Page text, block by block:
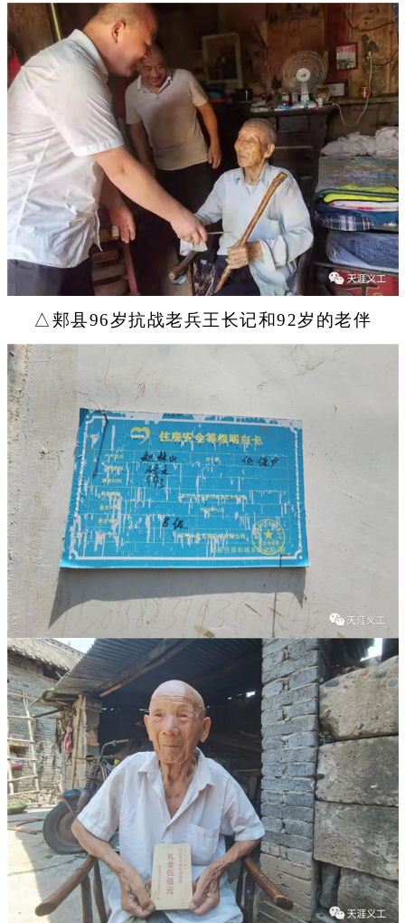
△郏县96岁抗战老兵王长记和92岁的老伴